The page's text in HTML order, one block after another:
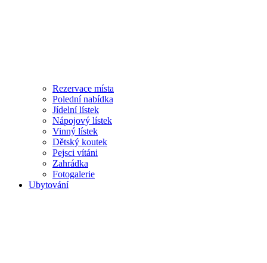
Rezervace místa
Polední nabídka
Jídelní lístek
Nápojový lístek
Vinný lístek
Dětský koutek
Pejsci vítáni
Zahrádka
Fotogalerie
Ubytování